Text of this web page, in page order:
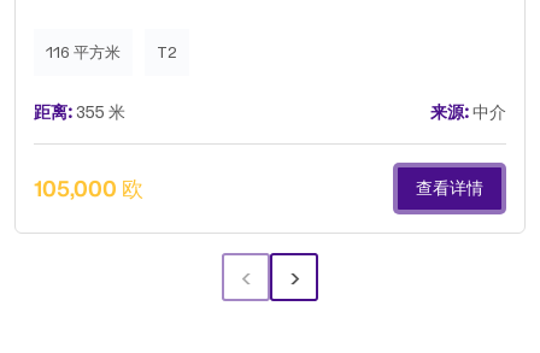
116 平方米 T2
距离: 355 米 来源:中介
105,000 欧 查看详情
‹ ›